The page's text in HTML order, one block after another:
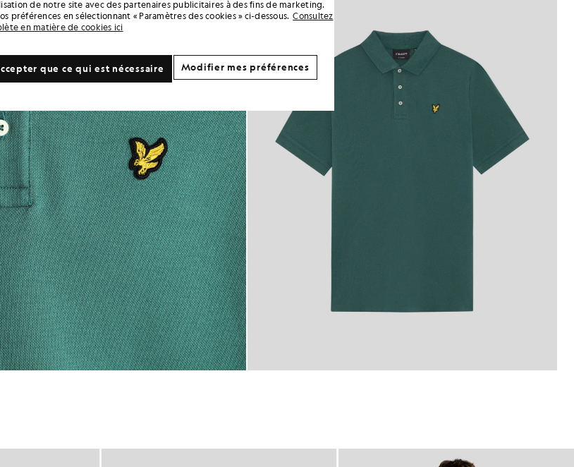
de notre site avec des partenaires publicitaires à des fins de marketing.
préférences en sélectionnant « Paramètres des cookies » ci-dessous. Consultez
en matière de cookies ici
que ce qui est nécessaire Modifier mes préférences